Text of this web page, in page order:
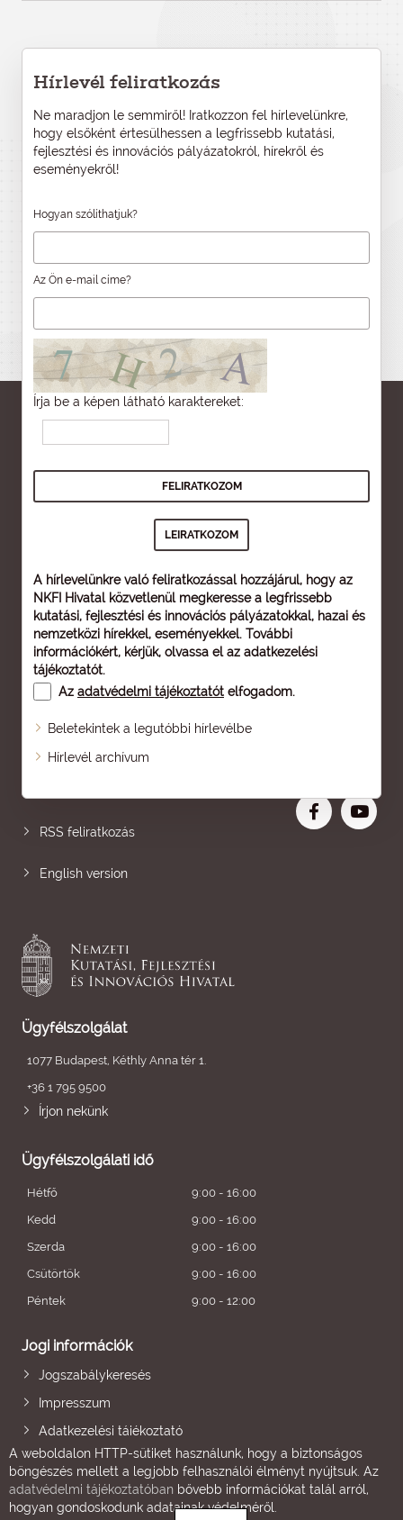
Hírlevél feliratkozás
Ne maradjon le semmiről! Iratkozzon fel hírlevelünkre,
hogy elsőként értesülhessen a legfrissebb kutatási,
fejlesztési és innovációs pályázatokról, hírekről és
eseményekről!
Hogyan szólíthatjuk?
Az Ön e-mail címe?
Írja be a képen látható karaktereket:
A hírlevelünkre való feliratkozással hozzájárul, hogy az
NKFI Hivatal közvetlenül megkeresse a legfrissebb
kutatási, fejlesztési és innovációs pályázatokkal, hazai és
nemzetközi hírekkel, eseményekkel. További
információkért, kérjük, olvassa el az adatkezelési
tájékoztatót.
Az adatvédelmi tájékoztatót elfogadom.
Beletekintek a legutóbbi hírlevélbe
Hírlevél archívum
Oldaltérkép
RSS feliratkozás
English version
Ügyfélszolgálat
1077 Budapest, Kéthly Anna tér 1.
+36 1 795 9500
Írjon nekünk
Ügyfélszolgálati idő
Hétfő
9:00 - 16:00
Kedd
9:00 - 16:00
Szerda
9:00 - 16:00
Csütörtök
9:00 - 16:00
Péntek
9:00 - 12:00
Jogi információk
Jogszabálykeresés
Impresszum
Adatkezelési tájékoztató
A weboldalon HTTP-sütiket használunk, hogy a biztonságos
böngészés mellett a legjobb felhasználói élményt nyújtsuk. Az
adatvédelmi tájékoztatóban bővebb információkat talál arról,
hogyan gondoskodunk adatainak védelméről.